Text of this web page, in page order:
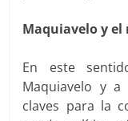
Maquiavelo y
En este
Maquiavelo y a
claves para la